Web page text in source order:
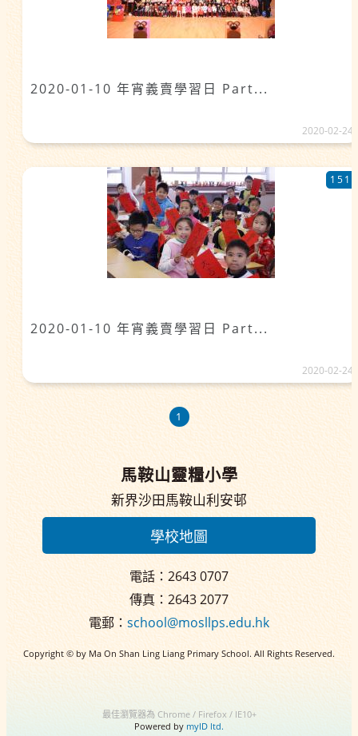
2020-01-10 年宵義賣學習日 Part...
2020-02-24
2020-01-10 年宵義賣學習日 Part...
151
2020-02-24
1
馬鞍山靈糧小學
新界沙田馬鞍山利安邨
學校地圖
電話：2643 0707
傳真：2643 2077
電郵： school@mosllps.edu.hk
Copyright © by Ma On Shan Ling Liang Primary School. All Rights Reserved.
最佳瀏覽器為 Chrome / Firefox / IE10+
Powered by myID ltd.